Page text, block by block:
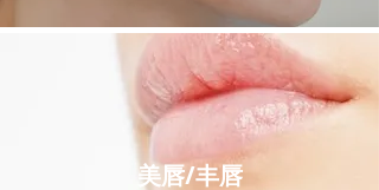
美唇/丰唇